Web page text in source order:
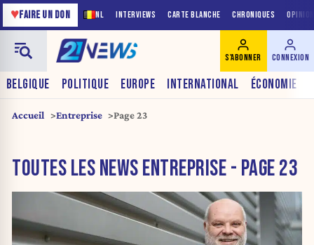
NL INTERVIEWS CARTE BLANCHE CHRONIQUES
♥FAIRE UN DON
BELGIQUE POLITIQUE EUROPE INTERNATIONAL ÉCONOMIE
S'ABONNER CONNEXION
Accueil Entreprise Page 23
TOUTES LES NEWS ENTREPRISE - PAGE 23